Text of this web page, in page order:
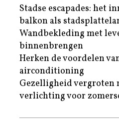
Stadse escapades: het
balkon als
Wandbekleding met
binnenbrengen
Herken de voordelen
airconditioning
Gezelligheid vergroten
verlichting voor